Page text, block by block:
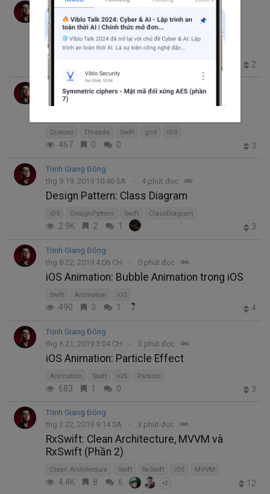
Trịnh Giang Đông
thg 10 7, 2019 2:37 CH
5 phút đọc
GCD: Dispath Groups & Semahores
semaphore Swift iOS DispathQueue
2
Trịnh Giang Đông
thg 10 7, 2019 7:02 SA
Queues Threads Swift gcd iOS
467 0 0 3
Trịnh Giang Đông
thg 9 19, 2019 10:46 SA
4 phút đọc
Design Pattern: Class Diagram
iOS DesignPattern Swift ClassDiagram
2.9K 2 1 3
Trịnh Giang Đông
thg 8 22, 2019 4:06 CH
0 phút đọc
iOS Animation: Bubble Animation trong iOS
Swift Animation iOS
490 3 1 4
Trịnh Giang Đông
thg 6 21, 2019 3:04 CH
3 phút đọc
iOS Animation: Particle Effect
Animation Swift iOS Particle
683 1 0 3
Trịnh Giang Đông
thg 2 22, 2019 9:14 SA
3 phút đọc
RxSwift: Clean Architecture, MVVM và
RxSwift (Phần 2)
Clean Architecture Swift RxSwift iOS MVVM
4.4K 8 6 +2 12